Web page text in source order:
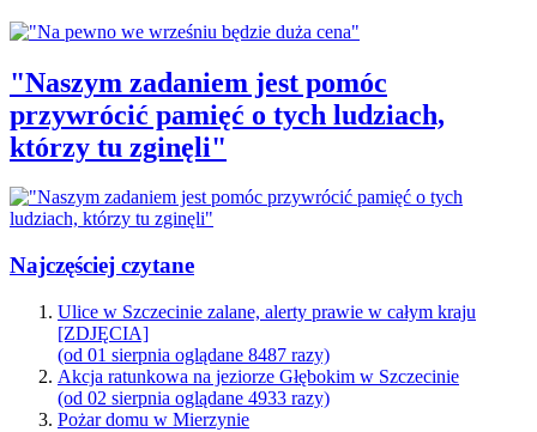
"Naszym zadaniem jest pomóc
przywrócić pamięć o tych ludziach,
którzy tu zginęli"
Najczęściej czytane
Ulice w Szczecinie zalane, alerty prawie w całym kraju
[ZDJĘCIA]
(od 01 sierpnia oglądane 8487 razy)
Akcja ratunkowa na jeziorze Głębokim w Szczecinie
(od 02 sierpnia oglądane 4933 razy)
Pożar domu w Mierzynie